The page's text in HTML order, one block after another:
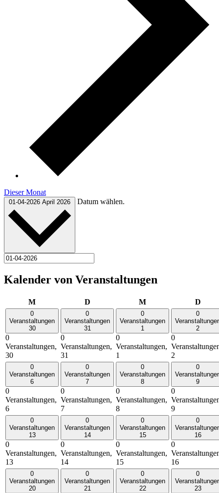
Dieser Monat
01-04-2026 April 2026 Datum wählen.
Kalender von Veranstaltungen
MMontag DDienstag MMittwoch D
0
Veranstaltungen
30
0
Veranstaltungen,
30
0
Veranstaltungen
31
0
Veranstaltungen,
31
0
Veranstaltungen
1
0
Veranstaltungen,
1
0
2
0
2
0
Veranstaltungen
6
0
Veranstaltungen,
6
0
Veranstaltungen
7
0
Veranstaltungen,
7
0
Veranstaltungen
8
0
Veranstaltungen,
8
0
9
0
9
0
Veranstaltungen
13
0
Veranstaltungen,
13
0
Veranstaltungen
14
0
Veranstaltungen,
14
0
Veranstaltungen
15
0
Veranstaltungen,
15
0
16
0
16
0
Veranstaltungen
20
0
Veranstaltungen
21
0
Veranstaltungen
22
0
23